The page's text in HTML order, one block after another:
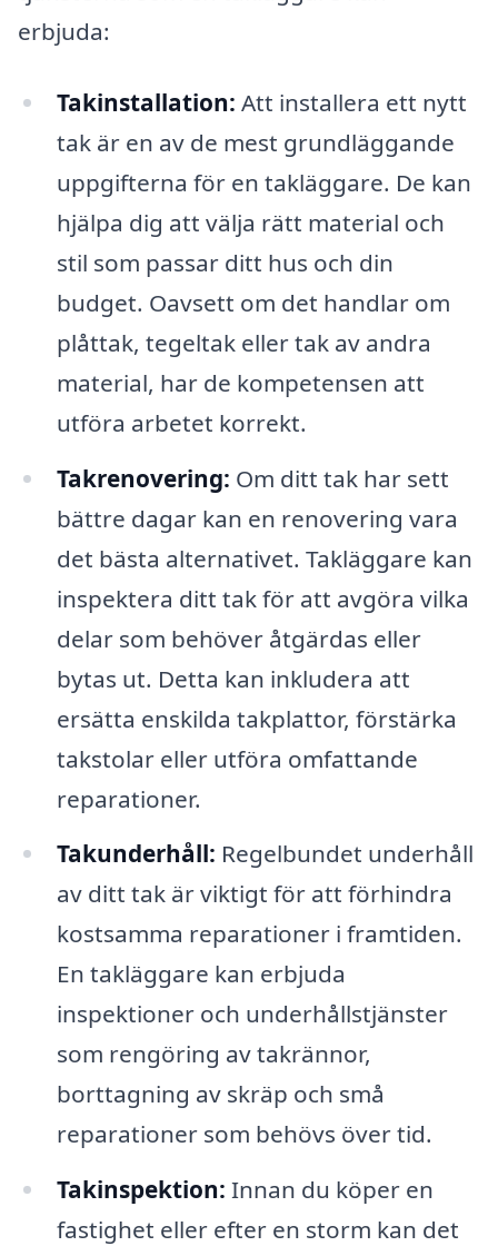
erbjuda:
Takinstallation: Att installera ett nytt
tak är en av de mest grundläggande
uppgifterna för en takläggare. De kan
hjälpa dig att välja rätt material och
stil som passar ditt hus och din
budget. Oavsett om det handlar om
plåttak, tegeltak eller tak av andra
material, har de kompetensen att
utföra arbetet korrekt.
Takrenovering: Om ditt tak har sett
bättre dagar kan en renovering vara
det bästa alternativet. Takläggare kan
inspektera ditt tak för att avgöra vilka
delar som behöver åtgärdas eller
bytas ut. Detta kan inkludera att
ersätta enskilda takplattor, förstärka
takstolar eller utföra omfattande
reparationer.
Takunderhåll: Regelbundet underhåll
av ditt tak är viktigt för att förhindra
kostsamma reparationer i framtiden.
En takläggare kan erbjuda
inspektioner och underhållstjänster
som rengöring av takrännor,
borttagning av skräp och små
reparationer som behövs över tid.
Takinspektion: Innan du köper en
fastighet eller efter en storm kan det